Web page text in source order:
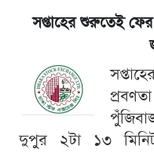
সপ্তাহের শুরুতেই
দুপুর ২টা ১৩ মিনিট